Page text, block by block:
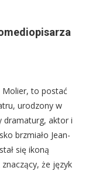
Molier, to postać
urodzony w
dramaturg, aktor i
brzmiało Jean-
się ikoną
że język